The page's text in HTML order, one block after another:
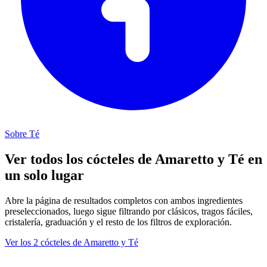
Sobre Té
Ver todos los cócteles de Amaretto y Té en
un solo lugar
Abre la página de resultados completos con ambos ingredientes
preseleccionados, luego sigue filtrando por clásicos, tragos fáciles,
cristalería, graduación y el resto de los filtros de exploración.
Ver los 2 cócteles de Amaretto y Té